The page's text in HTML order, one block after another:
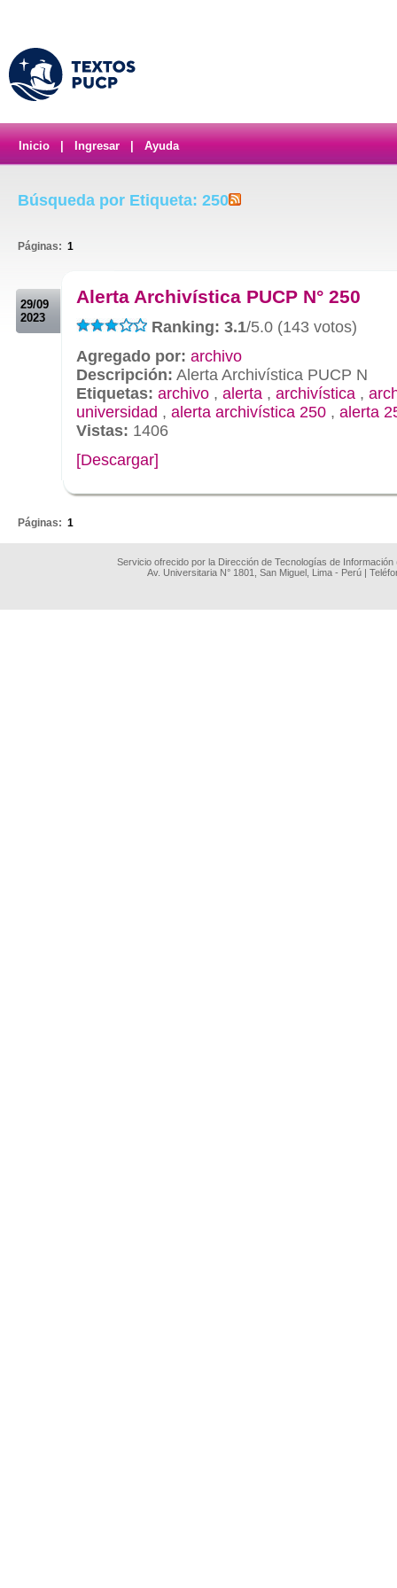
Inicio Ingresar Ayuda
Búsqueda por Etiqueta: 250
Páginas: 1
29/09
2023
Alerta Archivística PUCP N° 250
Ranking: 3.1/5.0 (143 votos)
Agregado por: archivo
Descripción: Alerta Archivística PUCP N
Etiquetas: archivo , alerta , archivística ,
universidad , alerta archivística 250 , alerta
Vistas: 1406
[Descargar]
Páginas: 1
Servicio ofrecido por la Dirección de Tecnologías de
Av. Universitaria N° 1801, San Miguel, Lima - Perú |